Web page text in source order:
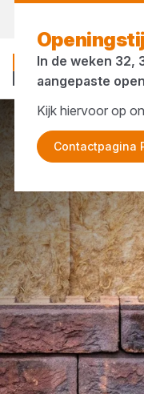
In de weken 32,
aangepaste
Kijk hiervoor op
Contactpagina